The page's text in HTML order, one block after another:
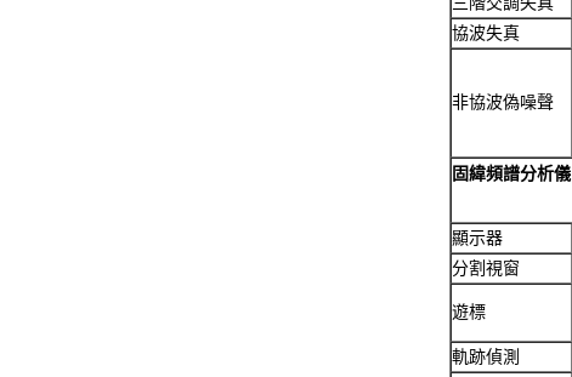
協波失真
非協波偽噪聲
固緯頻譜分析儀
顯示器
分割視窗
遊標
軌跡偵測